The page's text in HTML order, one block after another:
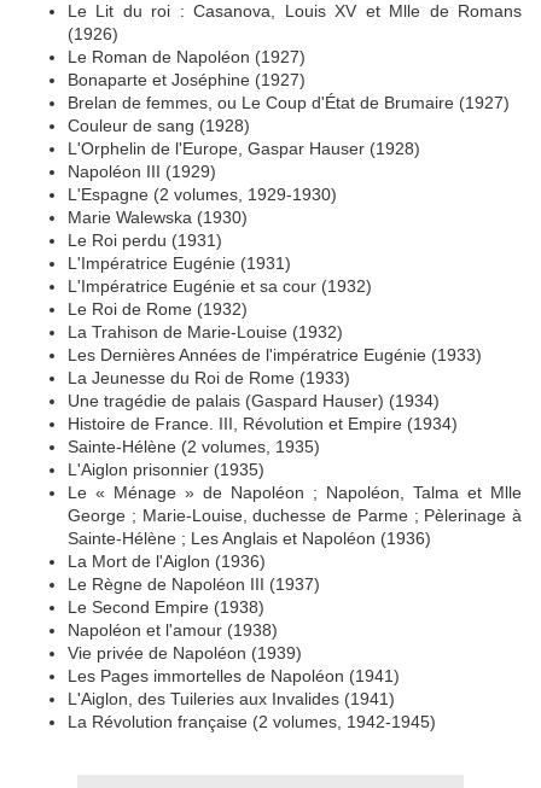
Le Lit du roi : Casanova, Louis XV et Mlle de Romans
(1926)
Le Roman de Napoléon (1927)
Bonaparte et Joséphine (1927)
Brelan de femmes, ou Le Coup d'État de Brumaire (1927)
Couleur de sang (1928)
L'Orphelin de l'Europe, Gaspar Hauser (1928)
Napoléon III (1929)
L'Espagne (2 volumes, 1929-1930)
Marie Walewska (1930)
Le Roi perdu (1931)
L'Impératrice Eugénie (1931)
L'Impératrice Eugénie et sa cour (1932)
Le Roi de Rome (1932)
La Trahison de Marie-Louise (1932)
Les Dernières Années de l'impératrice Eugénie (1933)
La Jeunesse du Roi de Rome (1933)
Une tragédie de palais (Gaspard Hauser) (1934)
Histoire de France. III, Révolution et Empire (1934)
Sainte-Hélène (2 volumes, 1935)
L'Aiglon prisonnier (1935)
Le « Ménage » de Napoléon ; Napoléon, Talma et Mlle
George ; Marie-Louise, duchesse de Parme ; Pèlerinage à
Sainte-Hélène ; Les Anglais et Napoléon (1936)
La Mort de l'Aiglon (1936)
Le Règne de Napoléon III (1937)
Le Second Empire (1938)
Napoléon et l'amour (1938)
Vie privée de Napoléon (1939)
Les Pages immortelles de Napoléon (1941)
L'Aiglon, des Tuileries aux Invalides (1941)
La Révolution française (2 volumes, 1942-1945)